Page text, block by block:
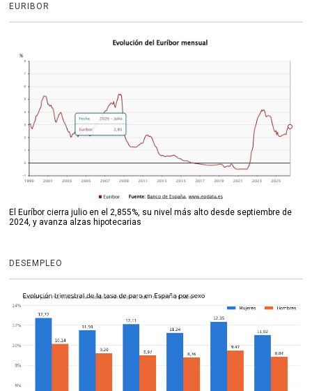
EURIBOR
El Euríbor cierra julio en el 2,855%, su nivel más alto desde septiembre de
2024, y avanza alzas hipotecarias
DESEMPLEO